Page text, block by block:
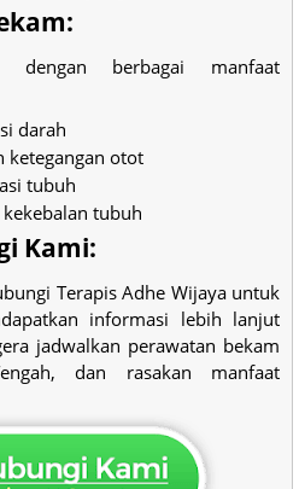
dengan berbagai manfaat
darah
ketegangan otot
tubuh
tubuh
Kami:
Terapis Adhe Wijaya untuk
informasi lebih lanjut
jadwalkan perawatan bekam
dan rasakan manfaat